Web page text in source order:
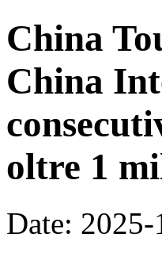
China
China
oltre 1
Date: 2025-